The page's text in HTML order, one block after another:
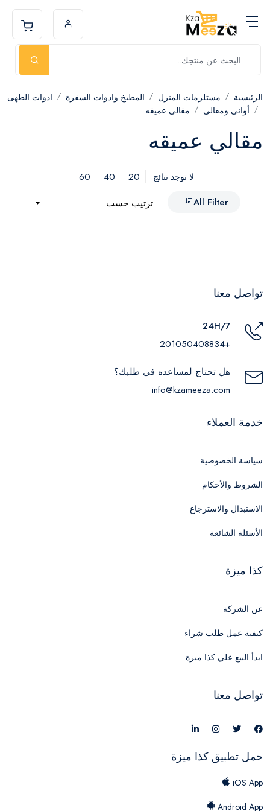
الرئيسية مستلزمات المنزل المطبخ وادوات السفرة
ادوات الطهى
أواني ومقالي
مقالي عميقه
مقالي عميقه
لا توجد نتائج 20
40
60
All Filter
ترتيب حسب
تواصل معنا
24H/7
+201050408834
هل تحتاج لمساعده في طلبك؟
info@kzameeza.com
خدمة العملاء
سياسة الخصوصية
الشروط والأحكام
الاستبدال والاسترجاع
الأسئلة الشائعة
كذا ميزة
عن الشركة
كيفية عمل طلب شراء
ابدأ البيع علي كذا ميزة
تواصل معنا
حمل تطبيق كذا ميزة
iOS App
Android App